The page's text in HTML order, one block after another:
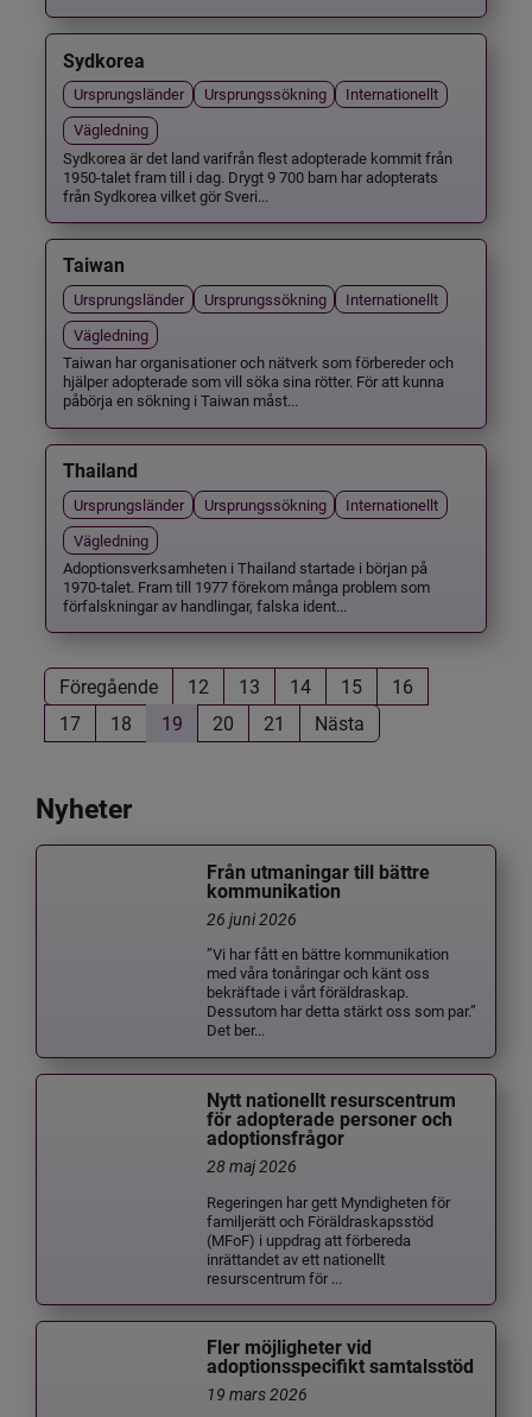
Sydkorea
Ursprungsländer Ursprungssökning
Internationellt
Vägledning
Sydkorea är det land varifrån flest adopterade kommit från
1950-talet fram till i dag. Drygt 9 700 barn har adopterats
från Sydkorea vilket gör Sveri...
Taiwan
Ursprungsländer Ursprungssökning
Internationellt
Vägledning
Taiwan har organisationer och nätverk som förbereder och
hjälper adopterade som vill söka sina rötter. För att kunna
påbörja en sökning i Taiwan måst...
Thailand
Ursprungsländer Ursprungssökning
Internationellt
Vägledning
Adoptionsverksamheten i Thailand startade i början på
1970-talet. Fram till 1977 förekom många problem som
förfalskningar av handlingar, falska ident...
Föregående 12 13 14 15
16
17
18 19 20 21 Nästa
Nyheter
Från utmaningar till bättre
kommunikation
26 juni 2026
”Vi har fått en bättre kommunikation
med våra tonåringar och känt oss
bekräftade i vårt föräldraskap.
Dessutom har detta stärkt oss som par.”
Det ber...
Nytt nationellt resurscentrum
för adopterade personer och
adoptionsfrågor
28 maj 2026
Regeringen har gett Myndigheten för
familjerätt och Föräldraskapsstöd
(MFoF) i uppdrag att förbereda
inrättandet av ett nationellt
resurscentrum för ...
Fler möjligheter vid
adoptionsspecifikt samtalsstöd
19 mars 2026